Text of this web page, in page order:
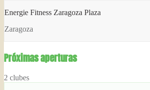
Energie Fitness Zaragoza Plaza
Zaragoza
Próximas aperturas
2 clubes